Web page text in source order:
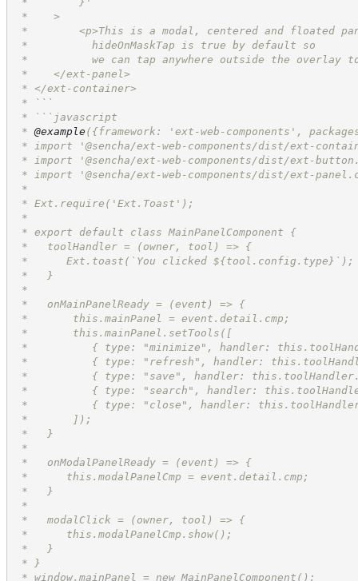
*    >
*        <p>This is a modal, centered and floated
*          hideOnMaskTap is true by default so
*          we can tap anywhere outside the overlay
*    </ext-panel>
* </ext-container>
* ```
* ```javascript
* @example ({framework: 'ext-web-components',
* import '@sencha/ext-web-components/dist/ext-
* import '@sencha/ext-web-components/dist/ext-
* import '@sencha/ext-web-components/dist/ext-
*
* Ext.require('Ext.Toast');
*
* export default class MainPanelComponent {
*   toolHandler = (owner, tool) => {
*      Ext.toast(`You clicked ${tool.config.type}`);
*   }
*
*   onMainPanelReady = (event) => {
*       this.mainPanel = event.detail.cmp;
*       this.mainPanel.setTools([
*          { type: "minimize", handler:
*          { type: "refresh", handler:
*          { type: "save", handler:
*          { type: "search", handler:
*          { type: "close", handler:
*       ]);
*   }
*
*   onModalPanelReady = (event) => {
*      this.modalPanelCmp = event.detail.cmp;
*   }
*
*   modalClick = (owner, tool) => {
*      this.modalPanelCmp.show();
*   }
* }
* window.mainPanel = new MainPanelComponent();